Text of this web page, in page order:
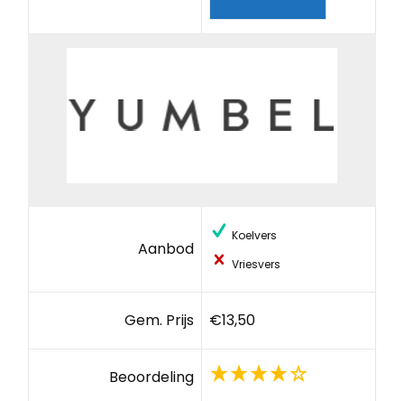
Aanbod
Koelvers
Vriesvers
Gem. Prijs €13,50
Beoordeling